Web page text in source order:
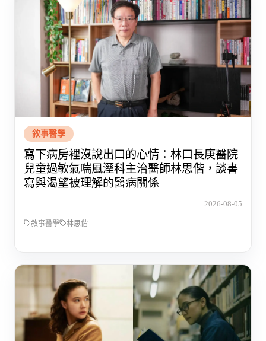
敘事醫學
寫下病房裡沒說出口的心情：林口長庚醫院
兒童過敏氣喘風溼科主治醫師林思偕，談書
寫與渴望被理解的醫病關係
2026-08-05
敘事醫學 林思偕